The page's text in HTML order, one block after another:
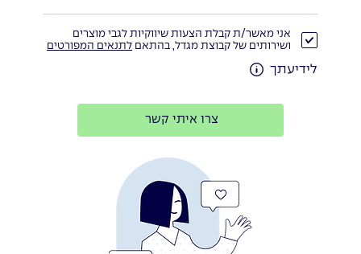
אני מאשר/ת קבלת הצעות שיווקיות לגבי מוצרים
ושירותים של קבוצת מגדל, בהתאם לתנאים המפורטים
לידיעתך
צרו איתי קשר